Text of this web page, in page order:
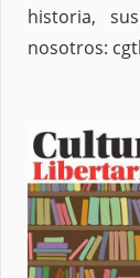
historia,
nosotros: